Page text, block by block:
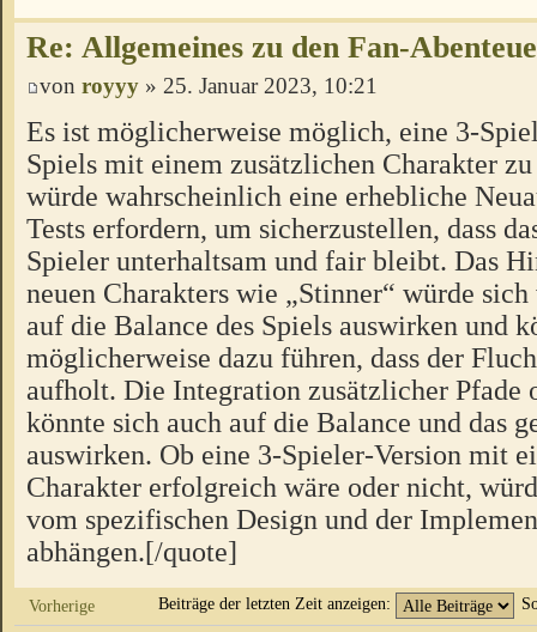
Re: Allgemeines zu den Fan-
von royyy » 25. Januar 2023, 10:21
Es ist möglicherweise möglich, eine 3-
Spiels mit einem zusätzlichen Charakter
würde wahrscheinlich eine erhebliche
Tests erfordern, um sicherzustellen, dass
Spieler unterhaltsam und fair bleibt. Das
neuen Charakters wie „Stinner“ würde
auf die Balance des Spiels auswirken und
möglicherweise dazu führen, dass der
aufholt. Die Integration zusätzlicher Pfade
könnte sich auch auf die Balance und das
auswirken. Ob eine 3-Spieler-Version mit
Charakter erfolgreich wäre oder nicht,
vom spezifischen Design und der
abhängen.[/quote]
Vorherige Beiträge der letzten Zeit anzeigen: